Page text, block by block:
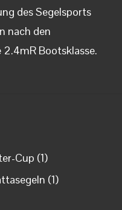
des Segelsports
nach den
Bootsklasse.
Cup (1)
(1)